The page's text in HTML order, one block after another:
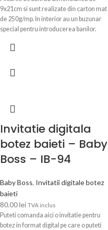
9x21cm si sunt realizate din carton mat
de 250g/mp. In interior au un buzunar
special pentru introducerea banilor.
pregatite de pus pe masa. Dupa ce
vineri), veti primi pe WhatsApp sau pe
Invitatie digitala
botez baieti – Baby
Boss – IB-94
Baby Boss, Invitatii digitale botez
baieti
80.00lei TVA inclus
Puteti comanda aici o invitatie pentru
botez in format digital pe care o puteti